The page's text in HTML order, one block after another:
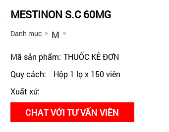
MESTINON S.C 60MG
Danh mục M
Mã sản phẩm: THUỐC KÊ ĐƠN
Quy cách:
Hộp 1 lọ x 150 viên
Xuất xứ:
CHAT VỚI TƯ VẤN VIÊN